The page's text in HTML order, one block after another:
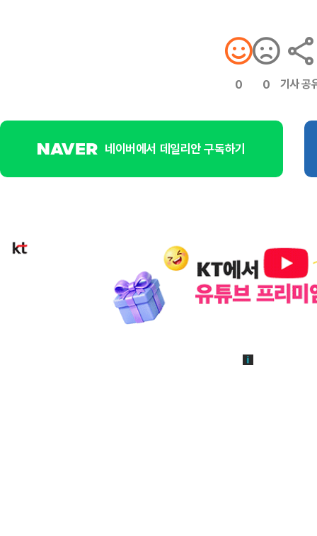
0 0 기사 공
네이버에서 데일리안 구독하기